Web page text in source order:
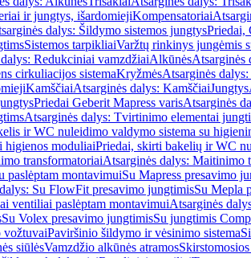
ir jungtys, išardomiejiKompensatoriai
dalys: Šildymo sistemos jungtysPriedai,
Sistemos tarpikliaiVaržtų rinkinys jungėmis
Redukciniai vamzdžiaiAlkūnėsAtsarginės
cirkuliacijos sistemaKryžmėsAtsarginės
KamščiaiAtsarginės dalys: KamščiaiJungtys
Priedai Geberit Mapress varisAtsarginės
Atsarginės dalys: Tvirtinimo elementai
ir WC nuleidimo valdymo sistema su
higienos moduliaiPriedai, skirti bakelių ir WC
transformatoriaiAtsarginės dalys: Maitinimo
paslėptam montavimuiSu Mapress presavimo
Su FlowFit presavimo jungtimisSu Mepla
ventiliai paslėptam montavimuiAtsarginės
Su Volex presavimo jungtimisSu jungtimis
vožtuvaiPaviršinio šildymo ir vėsinimo sistema
siūlėsVamzdžio alkūnės atramos